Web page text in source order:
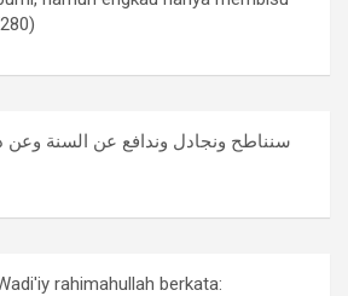
rahimahullah berkata: